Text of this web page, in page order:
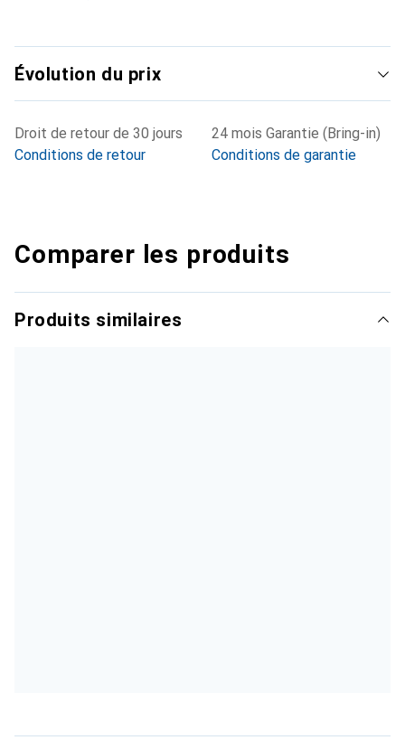
Évolution du prix
Droit de retour de 30 jours
Conditions de retour
24 mois Garantie (Bring-in)
Conditions de garantie
Comparer les produits
Produits similaires